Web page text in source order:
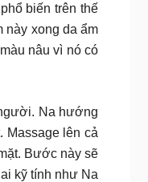
biến trên thế
này xong da ẩm
nâu vì nó có
Na hướng
Massage lên cả
Bước này sẽ
kỹ tính như Na